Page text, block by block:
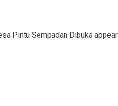
Pintu Sempadan Dibuka